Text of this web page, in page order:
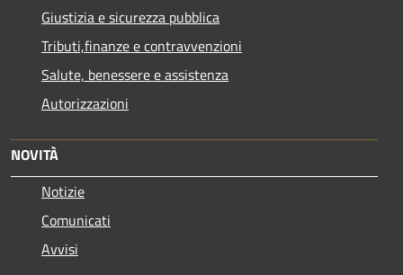
Giustizia e sicurezza pubblica
Tributi,finanze e contravvenzioni
Salute, benessere e assistenza
Autorizzazioni
NOVITÀ
Notizie
Comunicati
Avvisi